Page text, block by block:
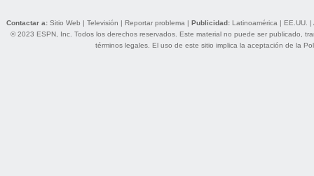
Contactar a: Sitio Web | Televisión | Reportar problema | Publicidad: Latinoamérica | EE.UU. |
© 2023 ESPN, Inc. Todos los derechos reservados. Este material no puede ser publicado,
términos legales. El uso de este sitio implica la aceptación de la